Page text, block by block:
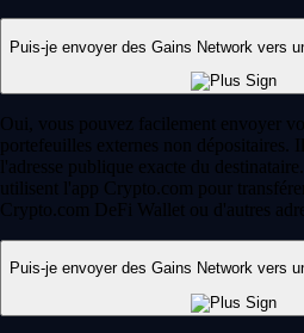
Puis-je envoyer des Gains Network vers
Oui, vous pouvez facilement envoyer
portefeuilles externes non dépositaires.
l'adresse publique exacte du
utilisent l'app Crypto.com pour
Crypto.com DeFi Wallet ou d'autres
Puis-je envoyer des Gains Network vers